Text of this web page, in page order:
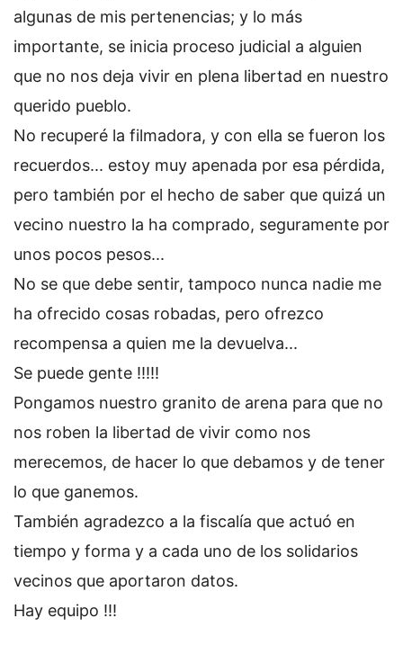
algunas de mis pertenencias; y lo más
importante, se inicia proceso judicial a alguien
que no nos deja vivir en plena libertad en nuestro
querido pueblo.
No recuperé la filmadora, y con ella se fueron los
recuerdos... estoy muy apenada por esa pérdida,
pero también por el hecho de saber que quizá un
vecino nuestro la ha comprado, seguramente por
unos pocos pesos...
No se que debe sentir, tampoco nunca nadie me
ha ofrecido cosas robadas, pero ofrezco
recompensa a quien me la devuelva...
Se puede gente !!!!!
Pongamos nuestro granito de arena para que no
nos roben la libertad de vivir como nos
merecemos, de hacer lo que debamos y de tener
lo que ganemos.
También agradezco a la fiscalía que actuó en
tiempo y forma y a cada uno de los solidarios
vecinos que aportaron datos.
Hay equipo !!!